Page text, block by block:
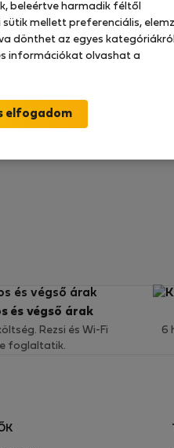
és végső árak
Rezsi és Wi-Fi
foglaltatik.
6
beleértve harmadik féltől
sütik mellett preferenciális,
dönthet az egyes
információkat olvashat a